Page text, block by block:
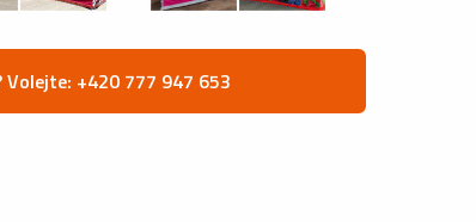
Volejte: +420 777 947 653